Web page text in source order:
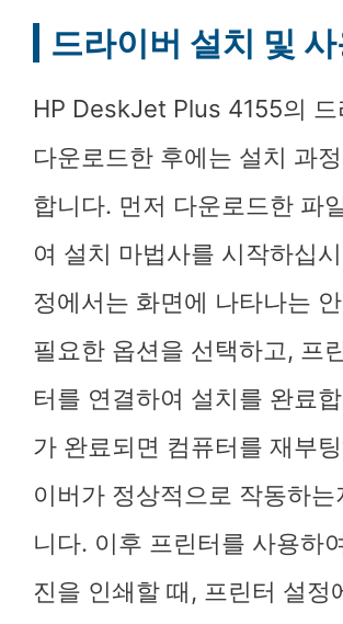
드라이버 설치 및
HP DeskJet Plus 4155의 드
다운로드한 후에는 설치 과
합니다. 먼저 다운로드한 파
여 설치 마법사를 시작하십
정에서는 화면에 나타나는
필요한 옵션을 선택하고, 프
터를 연결하여 설치를 완료
가 완료되면 컴퓨터를 재부
이버가 정상적으로 작동하
니다. 이후 프린터를 사용하
진을 인쇄할 때, 프린터 설정